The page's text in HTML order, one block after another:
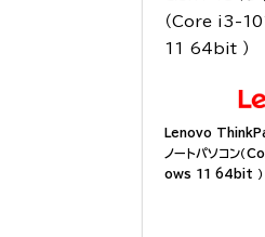
Lenovo
ノートパソコン
ows 11 64bit ）